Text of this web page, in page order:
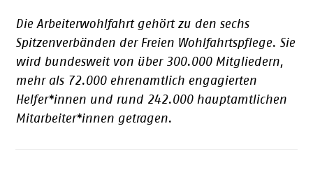
Die Arbeiterwohlfahrt gehört zu den sechs
Spitzenverbänden der Freien Wohlfahrtspflege. Sie
wird bundesweit von über 300.000 Mitgliedern,
mehr als 72.000 ehrenamtlich engagierten
Helfer*innen und rund 242.000 hauptamtlichen
Mitarbeiter*innen getragen.